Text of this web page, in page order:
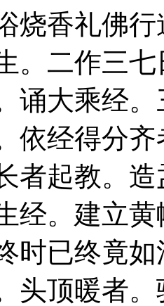
烧香礼佛
。二作三
诵大乘经
依经得分
者起教。
经。建立
时已终竟
头顶暖者